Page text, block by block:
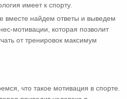
имеет к спорту.
вместе найдем ответы и выведем
мотивации, которая позволит
от тренировок максимум
что такое мотивация в спорте.